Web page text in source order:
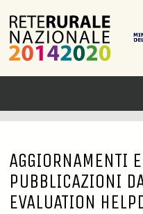
AGGIORNAMENTI
PUBBLICAZIONI
EVALUATION